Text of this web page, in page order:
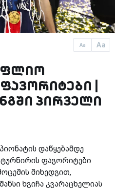
Aa Aa
|
პირველი
დაწყებამდე
ტურნირის ფავორიტები
მიხედვით,
ხვიჩა კვარაცხელიას